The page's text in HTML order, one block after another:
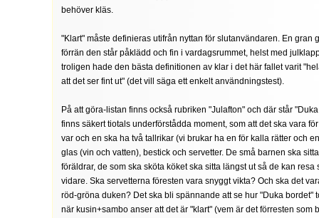
behöver kläs.
"Klart" måste definieras utifrån nyttan för slutanvändaren. En gran
förrän den står påklädd och fin i vardagsrummet, helst med
troligen hade den bästa definitionen av klar i det här fallet varit
att det ser fint ut" (det vill säga ett enkelt användningstest).
På att göra-listan finns också rubriken "Julafton" och där står
finns säkert tiotals underförstådda moment, som att det ska vara
var och en ska ha två tallrikar (vi brukar ha en för kalla rätter och
glas (vin och vatten), bestick och servetter. De små barnen ska
föräldrar, de som ska sköta köket ska sitta längst ut så de kan resa
vidare. Ska servetterna föresten vara snyggt vikta? Och ska det
röd-gröna duken? Det ska bli spännande att se hur "Duka bordet"
när kusin+sambo anser att det är "klart" (vem är det förresten som